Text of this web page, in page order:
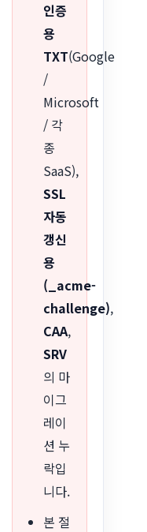
인증
용
TXT(Google
/
Microsoft
/ 각
종
SaaS),
SSL
자동
갱신
용
(_acme-
challenge),
CAA,
SRV
의 마
이그
레이
션 누
락입
니다.
본 절